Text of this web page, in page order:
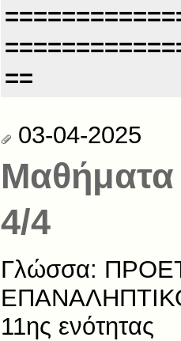
==
03-04-2025
4/4
Γλώσσα:
11ης ενότητας